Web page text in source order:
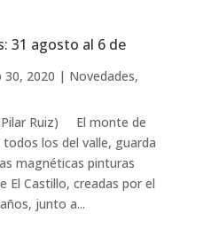
31 agosto al 6 de
30, 2020 | Novedades,
Ruiz) El monte de
los del valle, guarda
magnéticas pinturas
El Castillo, creadas por el
junto a...